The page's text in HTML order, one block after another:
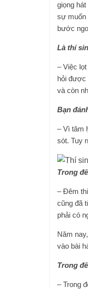
giọng
sự muốn
bước
Là thí
– Việc
hỏi được
và còn
Bạn
– Vì tâm
sót. Tuy
Trong
– Đêm
cũng đã
phải có
Năm
vào bài
Trong
– Trong